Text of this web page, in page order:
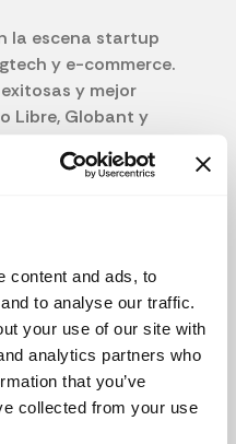
content and ads, to
to analyse our traffic.
your use of our site with
analytics partners who
that you’ve
collected from your use
la escena startup
y e-commerce.
y mejor
Libre, Globant y
esfuerzos para
y brindar acceso a
A pesar de estas
en Argentina aún
en fuga de
económica
América Latina,